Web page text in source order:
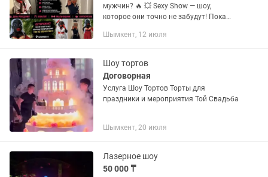
мужчин? 🔥 💥 Sexy Show — шоу,
которое они точно не забудут! Пока
подарите эмоции, адреналин и
появление,...
Шымкент, 12 июля
Шоу тортов
Договорная
Услуга Шоу Тортов Торты для
праздники и мероприятия Той Свадьба
Шымкент, 20 июля
Лазерное шоу
50 000 ₸